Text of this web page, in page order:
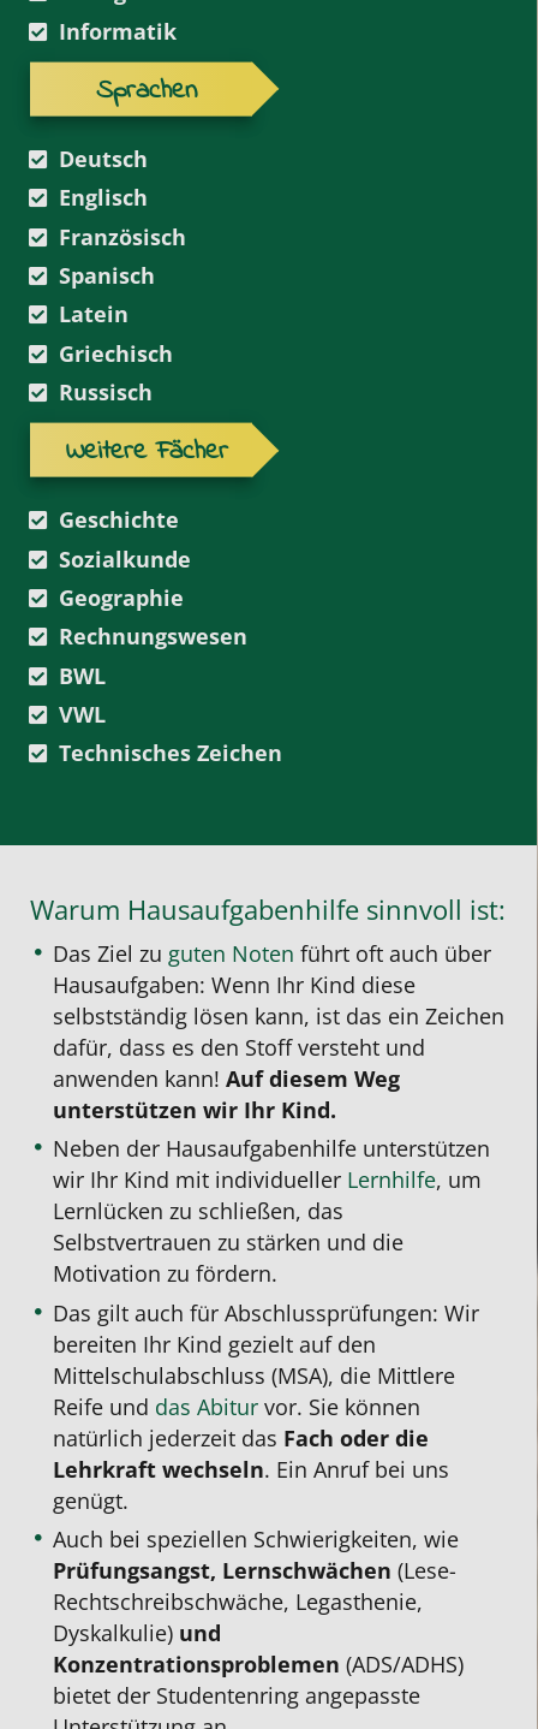
Informatik
Sprachen
Deutsch
Englisch
Französisch
Spanisch
Latein
Griechisch
Russisch
Weitere Fächer
Geschichte
Sozialkunde
Geographie
Rechnungswesen
BWL
VWL
Technisches Zeichen
Warum Hausaufgabenhilfe sinnvoll ist:
Das Ziel zu guten Noten führt oft auch über
Hausaufgaben: Wenn Ihr Kind diese
selbstständig lösen kann, ist das ein Zeichen
dafür, dass es den Stoff versteht und
anwenden kann!Auf diesem Weg
unterstützen wir Ihr Kind.
Neben der Hausaufgabenhilfe unterstützen
wir Ihr Kind mit individueller Lernhilfe, um
Lernlücken zu schließen, das
Selbstvertrauen zu stärken und die
Motivation zu fördern.
Das gilt auch für Abschlussprüfungen: Wir
bereiten Ihr Kind gezielt auf den
Mittelschulabschluss (MSA), die Mittlere
Reife und das Abitur vor. Sie können
natürlich jederzeit das Fach oder die
Lehrkraft wechseln. Ein Anruf bei uns
genügt.
Auch bei speziellen Schwierigkeiten, wie
Prüfungsangst, Lernschwächen(Lese-
Rechtschreibschwäche, Legasthenie,
Dyskalkulie) und
Konzentrationsproblemen(ADS/ADHS)
bietet der Studentenring angepasste